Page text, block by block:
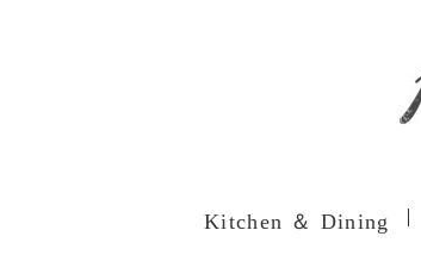
Kitchen ＆ Dining